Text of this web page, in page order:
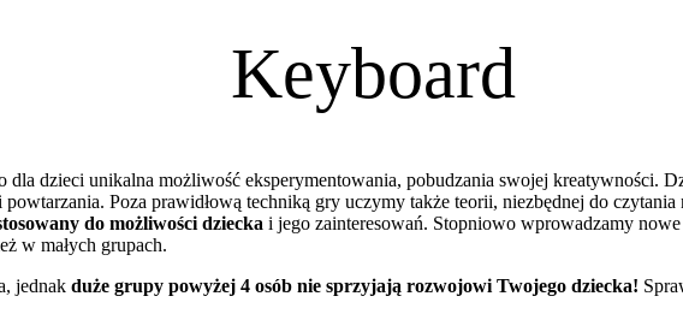
Keyboard
dla dzieci unikalna możliwość eksperymentowania, pobudzania swojej kreatywności.
Poza prawidłową techniką gry uczymy także teorii, niezbędnej do
do możliwości dziecka i jego zainteresowań. Stopniowo wprowadzamy
w małych grupach.
jednak duże grupy powyżej 4 osób nie sprzyjają rozwojowi Twojego dziecka!